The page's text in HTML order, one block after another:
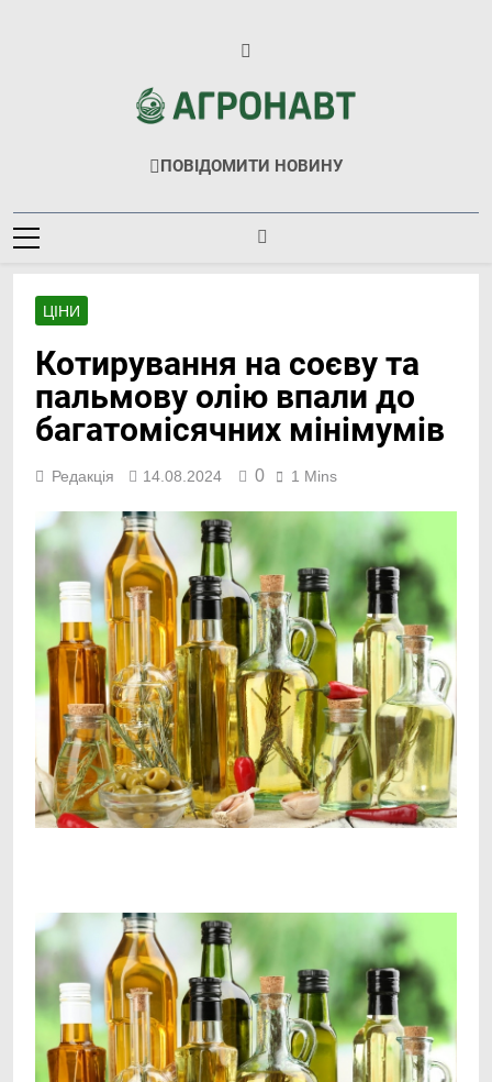
Агронавт
Новини Українського Агробізнесу
ПОВІДОМИТИ НОВИНУ
ЦІНИ
Котирування на соєву та
пальмову олію впали до
багатомісячних мінімумів
Редакція 14.08.2024 0 1 Mins
Link